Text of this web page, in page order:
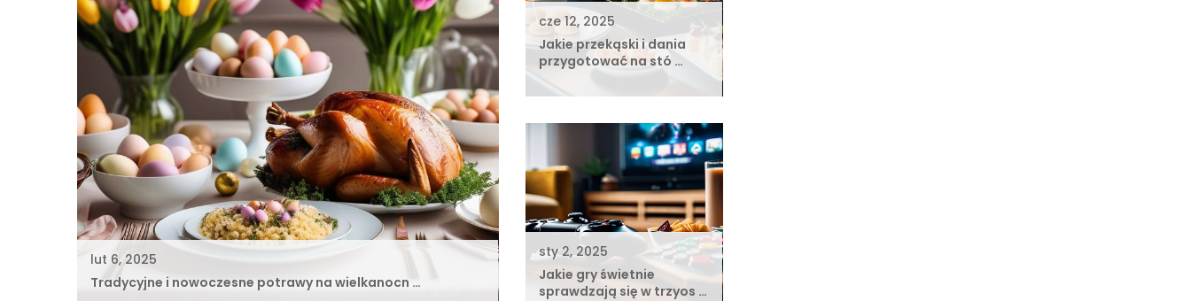
lut 6, 2025
Tradycyjne i nowoczesne potrawy na wielkanocn …
cze 12, 2025
Jakie przekąski i dania
przygotować na stó …
sty 2, 2025
Jakie gry świetnie
sprawdzają się w trzyos …